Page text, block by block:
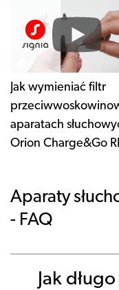
Jak wymieniać filtr
aparatach
Orion Charge&Go
Aparaty
- FAQ
Jak